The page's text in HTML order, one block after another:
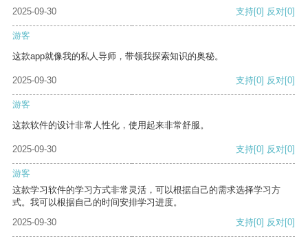
2025-09-30 支持[0] 反对[0]
游客
这款app就像我的私人导师，带领我探索知识的奥秘。
2025-09-30 支持[0] 反对[0]
游客
这款软件的设计非常人性化，使用起来非常舒服。
2025-09-30 支持[0] 反对[0]
游客
这款学习软件的学习方式非常灵活，可以根据自己的需求选择学习方
式。我可以根据自己的时间安排学习进度。
2025-09-30
支持[0] 反对[0]